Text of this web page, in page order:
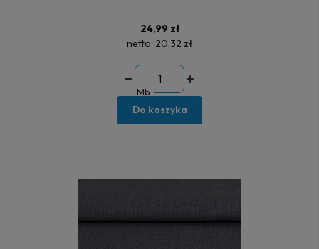
24,99 zł
netto: 20,32 zł
Mb
Do koszyka